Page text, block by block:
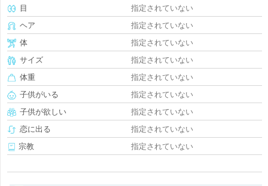
目
指定されていない
ヘア
指定されていない
体
指定されていない
サイズ
指定されていない
体重
指定されていない
子供がいる
指定されていない
子供が欲しい
指定されていない
恋に出る
指定されていない
宗教
指定されていない